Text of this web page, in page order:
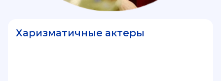
Харизматичные актеры